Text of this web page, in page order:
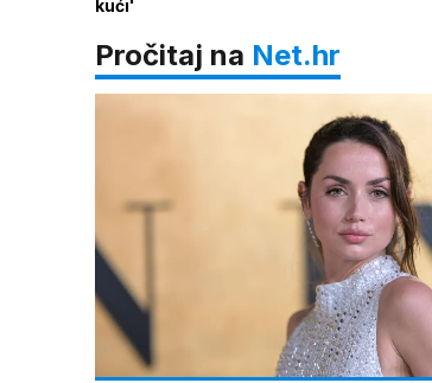
kući'
Pročitaj na Net.hr